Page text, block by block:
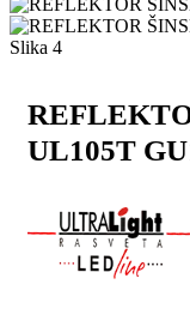
UL105T